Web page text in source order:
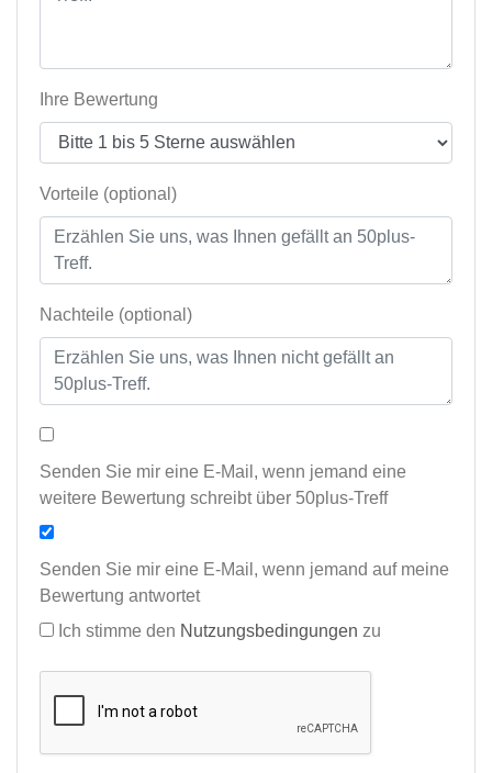
Ihre Bewertung
Vorteile (optional)
Nachteile (optional)
Senden Sie mir eine E-Mail, wenn jemand eine
weitere Bewertung schreibt über 50plus-Treff
Senden Sie mir eine E-Mail, wenn jemand auf meine
Bewertung antwortet
Ich stimme den Nutzungsbedingungen zu